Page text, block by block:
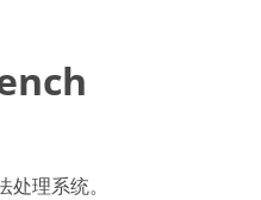
理系统。